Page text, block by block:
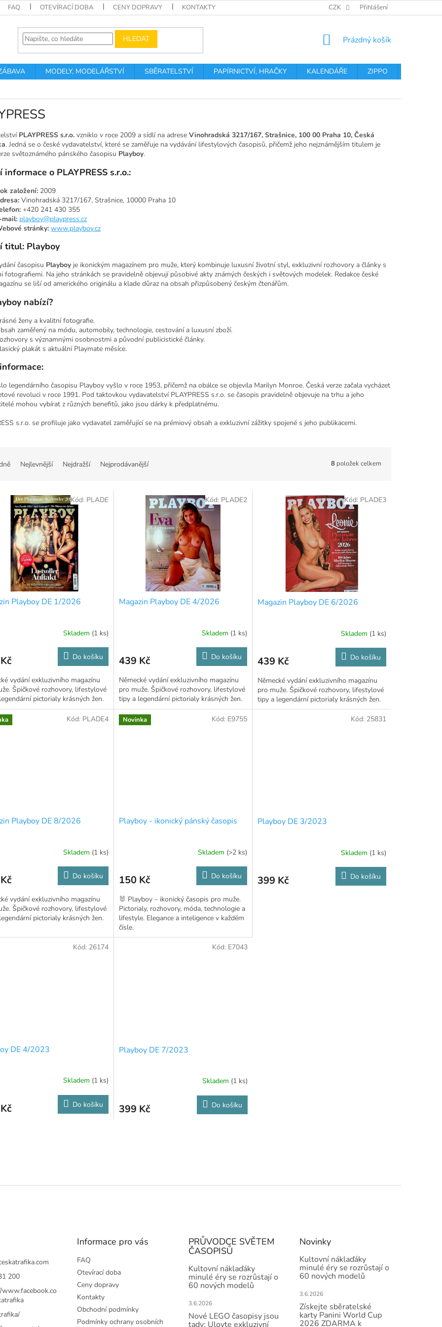
FAQ OTEVÍRACÍ DOBA CENY DOPRAVY KONTAKTY PODMÍNKY OCHRANY OSOBNÍCH
CZK Přihlášení
HLEDAT
NÁKUPNÍ
Prázdný košík
MODELY, MODELÁŘSTVÍ SBĚRATELSTVÍ PAPÍRNICTVÍ, HRAČKY KALENDÁŘE ZIPPO
PLAYPRESS s.r.o. vzniklo v roce 2009 a sídlí na adrese Vinohradská 3217/167, Strašnice, 100 00 Praha 10, Česká
. Jedná se o české vydavatelství, které se zaměřuje na vydávání lifestylových časopisů, přičemž jeho nejznámějším titulem je
světoznámého pánského časopisu Playboy.
informace o PLAYPRESS s.r.o.:
založení: 2009
Vinohradská 3217/167, Strašnice, 10000 Praha 10
+420 241 430 355
mail: playboy@playpress.cz
stránky: www.playboy.cz
titul: Playboy
časopisu Playboy je ikonickým magazínem pro muže, který kombinuje luxusní životní styl, exkluzivní rozhovory a články s
fotografiemi. Na jeho stránkách se pravidelně objevují působivé akty známých českých i světových modelek. Redakce české
se liší od amerického originálu a klade důraz na obsah přizpůsobený českým čtenářům.
nabízí?
ženy a kvalitní fotografie.
zaměřený na módu, automobily, technologie, cestování a luxusní zboží.
s významnými osobnostmi a původní publicistické články.
plakát s aktuální Playmate měsíce.
legendárního časopisu Playboy vyšlo v roce 1953, přičemž na obálce se objevila Marilyn Monroe. Česká verze začala vycházet
revoluci v roce 1991. Pod taktovkou vydavatelství PLAYPRESS s.r.o. se časopis pravidelně objevuje na trhu a jeho
mohou vybírat z různých benefitů, jako jsou dárky k předplatnému.
s.r.o. se profiluje jako vydavatel zaměřující se na prémiový obsah a exkluzivní zážitky spojené s jeho publikacemi.
Nejlevnější Nejdražší Nejprodávanější 8 položek celkem
Playboy DE 1/2026
Skladem (1 ks)
Do košíku
vydání exkluzivního magazínu
Špičkové rozhovory, lifestylové
pictorialy krásných žen.
Kód: PLADE
Magazin Playboy DE 4/2026
Skladem (1 ks)
439 Kč Do košíku
Německé vydání exkluzivního magazínu
pro muže. Špičkové rozhovory, lifestylové
tipy a legendární pictorialy krásných žen.
Kód: PLADE2
Magazin Playboy DE 6/2026
Skladem (1 ks)
439 Kč Do košíku
Německé vydání exkluzivního magazínu
pro muže. Špičkové rozhovory, lifestylové
tipy a legendární pictorialy krásných žen.
Kód: PLADE3
Playboy DE 8/2026
Skladem (1 ks)
Do košíku
vydání exkluzivního magazínu
Špičkové rozhovory, lifestylové
pictorialy krásných žen.
Kód: PLADE4 Novinka
Playboy - ikonický pánský časopis
Skladem (>2 ks)
150 Kč Do košíku
🐰 Playboy – ikonický časopis pro muže.
Pictorialy, rozhovory, móda, technologie a
lifestyle. Elegance a inteligence v každém
čísle.
Kód: E9755
Playboy DE 3/2023
Skladem (1 ks)
399 Kč Do košíku
Kód: 25831
DE 4/2023
Skladem (1 ks)
Do košíku
Kód: 26174
Playboy DE 7/2023
Skladem (1 ks)
399 Kč Do košíku
Kód: E7043
c
200
Informace pro vás
FAQ
Otevírací doba
Ceny dopravy
Kontakty
Obchodní podmínky
Podmínky ochrany osobních
PRŮVODCE SVĚTEM
ČASOPISŮ
Kultovní náklaďáky
minulé éry se rozrůstají o
60 nových modelů
3.6.2026
Nové LEGO časopisy jsou
tady: Ulovte exkluzivní
Novinky
Kultovní náklaďáky
minulé éry se rozrůstají o
60 nových modelů
3.6.2026
Získejte sběratelské
karty Panini World Cup
2026 ZDARMA k